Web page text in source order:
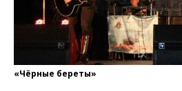
«Чёрные береты»